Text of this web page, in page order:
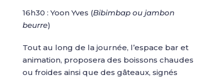
16h30 : Yoon Yves (Bibimbap ou jambon
beurre)
Tout au long de la journée, l’espace bar et
animation, proposera des boissons chaudes
ou froides ainsi que des gâteaux, signés